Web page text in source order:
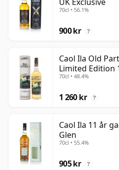
70cl • 56.1%
900 kr ?
Caol Ila Old
Limited Edition
70cl • 48.4%
1 260 kr ?
Caol Ila 11 år
Glen
70cl • 55.4%
905 kr ?